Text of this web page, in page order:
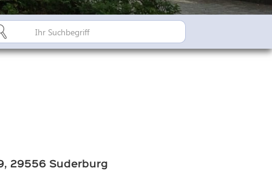
29556 Suderburg